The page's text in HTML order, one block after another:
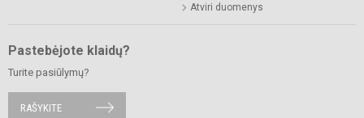
Atviri duomenys
Pastebėjote klaidų?
Turite pasiūlymų?
RAŠYKITE